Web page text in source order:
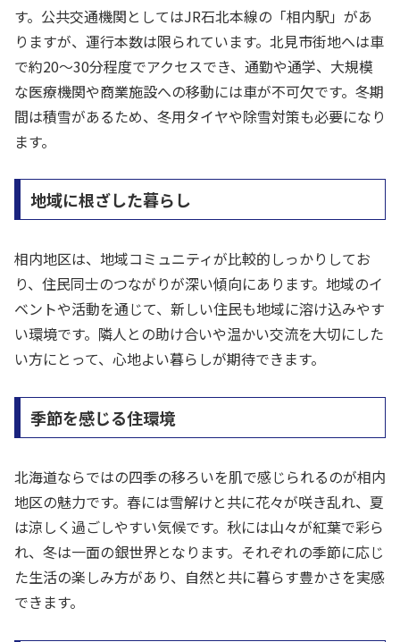
す。公共交通機関としてはJR石北本線の「相内駅」があ
りますが、運行本数は限られています。北見市街地へは車
で約20〜30分程度でアクセスでき、通勤や通学、大規模
な医療機関や商業施設への移動には車が不可欠です。冬期
間は積雪があるため、冬用タイヤや除雪対策も必要になり
ます。
地域に根ざした暮らし
相内地区は、地域コミュニティが比較的しっかりしてお
り、住民同士のつながりが深い傾向にあります。地域のイ
ベントや活動を通じて、新しい住民も地域に溶け込みやす
い環境です。隣人との助け合いや温かい交流を大切にした
い方にとって、心地よい暮らしが期待できます。
季節を感じる住環境
北海道ならではの四季の移ろいを肌で感じられるのが相内
地区の魅力です。春には雪解けと共に花々が咲き乱れ、夏
は涼しく過ごしやすい気候です。秋には山々が紅葉で彩ら
れ、冬は一面の銀世界となります。それぞれの季節に応じ
た生活の楽しみ方があり、自然と共に暮らす豊かさを実感
できます。